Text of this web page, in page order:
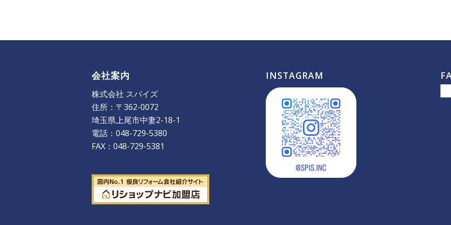
会社案内
株式会社 スパイズ
住所：〒362-0072
埼玉県上尾市中妻2-18-1
電話：048-729-5380
FAX：048-729-5381
INSTAGRAM